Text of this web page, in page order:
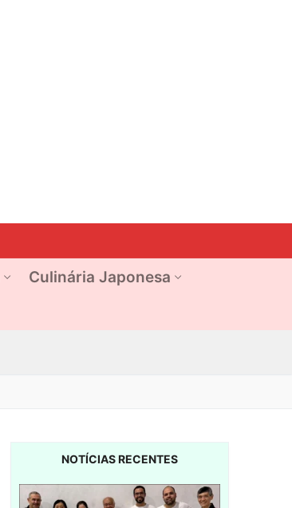
Culinária Japonesa
NOTÍCIAS RECENTES